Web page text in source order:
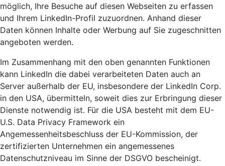
möglich, Ihre Besuche auf diesen Webseiten zu erfassen
und Ihrem LinkedIn-Profil zuzuordnen. Anhand dieser
Daten können Inhalte oder Werbung auf Sie zugeschnitten
angeboten werden.
Im Zusammenhang mit den oben genannten Funktionen
kann LinkedIn die dabei verarbeiteten Daten auch an
Server außerhalb der EU, insbesondere der LinkedIn Corp.
in den USA, übermitteln, soweit dies zur Erbringung dieser
Dienste notwendig ist. Für die USA besteht mit dem EU-
U.S. Data Privacy Framework ein
Angemessenheitsbeschluss der EU-Kommission, der
zertifizierten Unternehmen ein angemessenes
Datenschutzniveau im Sinne der DSGVO bescheinigt.